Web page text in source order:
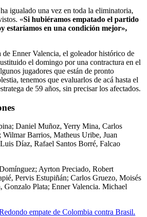
igualado una vez en toda la eliminatoria,
«Si hubiéramos empatado el partido
estaríamos en una condición mejor»,
Enner Valencia, el goleador histórico de
el domingo por una contractura en el
jugadores que están de pronto
tenemos que evaluarlos de acá hasta el
de 59 años, sin precisar los afectados.
Daniel Muñoz, Yerry Mina, Carlos
Wilmar Barrios, Matheus Uribe, Juan
Díaz, Rafael Santos Borré, Falcao
Ayrton Preciado, Robert
Pervis Estupiñán; Carlos Gruezo, Moisés
Gonzalo Plata; Enner Valencia. Michael
empate de Colombia contra Brasil.